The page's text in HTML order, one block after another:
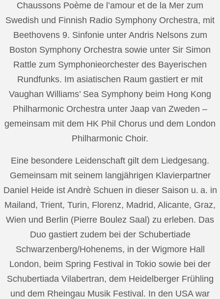
Chaussons Poème de l’amour et de la Mer zum
Swedish und Finnish Radio Symphony Orchestra, mit
Beethovens 9. Sinfonie unter Andris Nelsons zum
Boston Symphony Orchestra sowie unter Sir Simon
Rattle zum Symphonieorchester des Bayerischen
Rundfunks. Im asiatischen Raum gastiert er mit
Vaughan Williams’ Sea Symphony beim Hong Kong
Philharmonic Orchestra unter Jaap van Zweden –
gemeinsam mit dem HK Phil Chorus und dem London
Philharmonic Choir.
Eine besondere Leidenschaft gilt dem Liedgesang.
Gemeinsam mit seinem langjährigen Klavierpartner
Daniel Heide ist Andrè Schuen in dieser Saison u. a. in
Mailand, Trient, Turin, Florenz, Madrid, Alicante, Graz,
Wien und Berlin (Pierre Boulez Saal) zu erleben. Das
Duo gastiert zudem bei der Schubertiade
Schwarzenberg/Hohenems, in der Wigmore Hall
London, beim Spring Festival in Tokio sowie bei der
Schubertiada Vilabertran, dem Heidelberger Frühling
und dem Rheingau Musik Festival. In den USA war